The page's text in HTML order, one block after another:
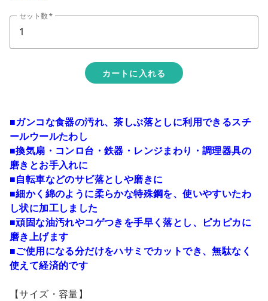
セット数
カートに入れる
カートに追加しました。
お買い物を続ける
■ガンコな食器の汚れ、茶しぶ落としに利用できるスチ
ールウールたわし
■換気扇・コンロ台・鉄器・レンジまわり・調理器具の
磨きとお手入れに
■自転車などのサビ落としや磨きに
■細かく綿のように柔らかな特殊鋼を、使いやすいたわ
し状に加工しました
■頑固な油汚れやコゲつきを手早く落とし、ピカピカに
磨き上げます
■ご使用になる分だけをハサミでカットでき、無駄なく
使えて経済的です
【サイズ・容量】